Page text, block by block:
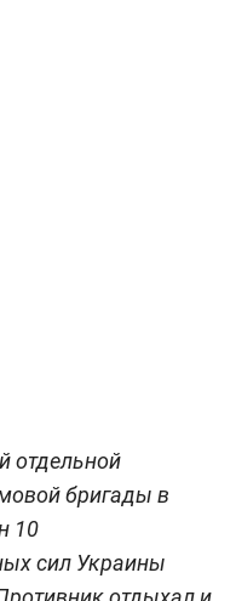
отдельной
бригады в
10
сил Украины